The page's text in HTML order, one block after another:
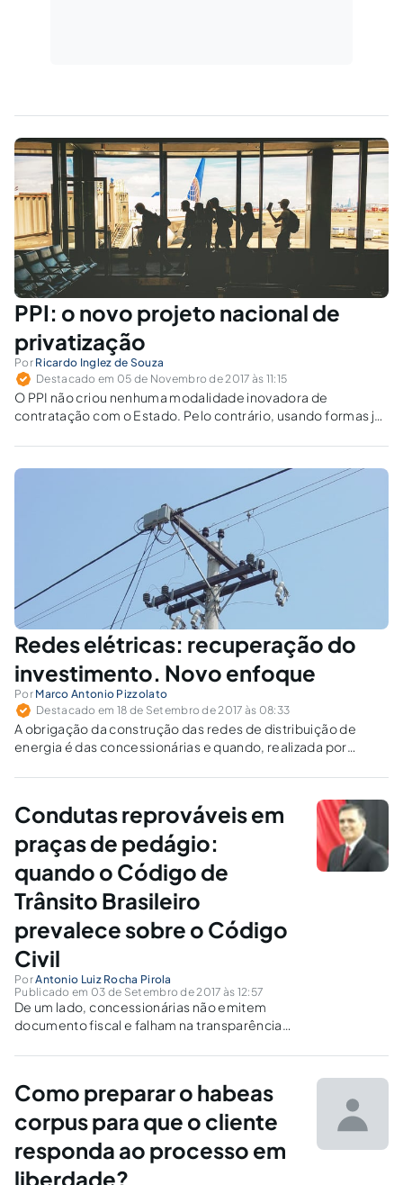
PPI: o novo projeto nacional de
privatização
Por Ricardo Inglez de Souza
Destacado em 05 de Novembro de 2017 às 11:15
O PPI não criou nenhuma modalidade inovadora de
contratação com o Estado. Pelo contrário, usando formas já
propõe o necessário desenvolvimento de projetos,
principalmente na área de infraestrutura.
Redes elétricas: recuperação do
investimento. Novo enfoque
Por Marco Antonio Pizzolato
Destacado em 18 de Setembro de 2017 às 08:33
A obrigação da construção das redes de distribuição de
energia é das concessionárias e quando, realizada por
terceiros.
Condutas reprováveis em
praças de pedágio:
quando o Código de
Trânsito Brasileiro
prevalece sobre o Código
Civil
PorAntonio Luiz Rocha Pirola
Publicado em 03 de Setembro de 2017 às 12:57
De um lado, concessionárias não emitem
documento fiscal e falham na transparência
pedágio e cometem infração grave de
igualmente reprováveis. Saiba mais sobre
isso.
Como preparar o habeas
corpus para que o cliente
responda ao processo em
liberdade?